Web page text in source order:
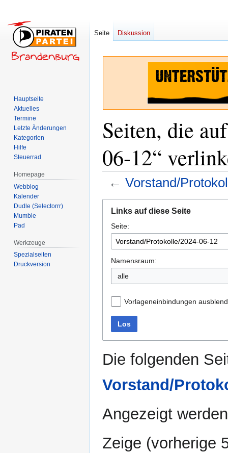
Seiten, die
06-12“
← Vorstand/
Navigation
springen
Suche
springen
Links auf diese Seite
Seite:
Namensraum:
alle
Vorlageneinbindungen
Los
Die folgenden
Vorstand/
Angezeigt
Zeige (vorherige
Seite Diskussion
Hauptseite
Aktuelles
Termine
Letzte Änderungen
Kategorien
Hilfe
Steuerrad
Homepage
Webblog
Kalender
Dudle (Selectorrr)
Mumble
Pad
Werkzeuge
Spezialseiten
Druckversion